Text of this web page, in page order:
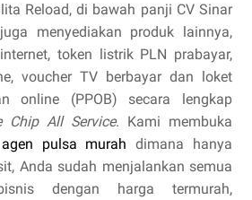
Reload, di bawah panji CV Sinar
menyediakan produk lainnya,
token listrik PLN prabayar,
voucher TV berbayar dan loket
online (PPOB) secara lengkap
Chip All Service. Kami membuka
agen pulsa murah dimana hanya
Anda sudah menjalankan semua
dengan harga termurah,